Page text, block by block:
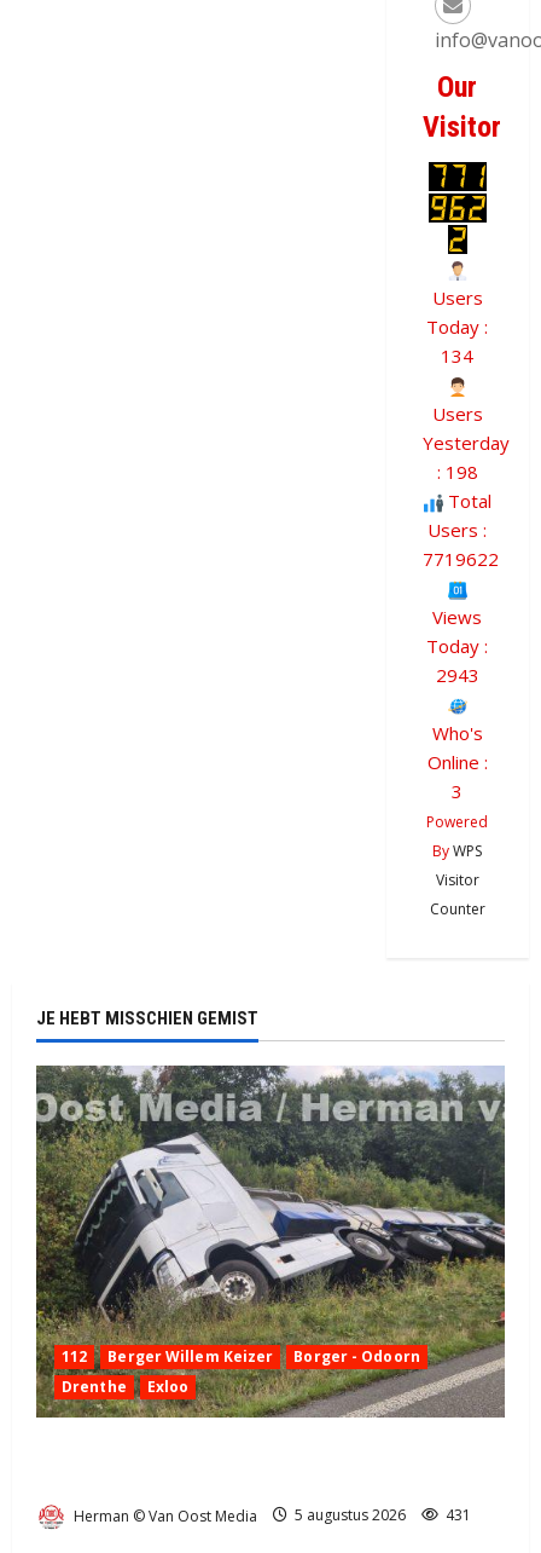
Our
Visitor
Users
Today :
134
Users
Yesterday
: 198
Total
Users :
7719622
Views
Today :
2943
Who's
Online :
3
Powered
ByWPS
Visitor
Counter
JE HEBT MISSCHIEN GEMIST
112 Berger Willem Keizer
Borger - Odoorn
Drenthe
Exloo
Herman © Van Oost Media 5 augustus 2026 431